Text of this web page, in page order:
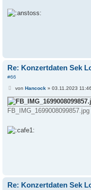
Re: Konzertdaten Sek
#66
B
i
t
r
von Hancock » 03.11.2023 11:46
Re: Konzertdaten Sek